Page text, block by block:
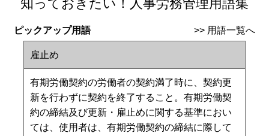
知っておきたい！人事労務管理用語集
ピックアップ用語 >> 用語一覧へ
雇止め
有期労働契約の労働者の契約満了時に、契約更
新を行わずに契約を終了すること。有期労働契
約の締結及び更新・雇止めに関する基準におい
ては、使用者は、有期労働契約の締結に際して